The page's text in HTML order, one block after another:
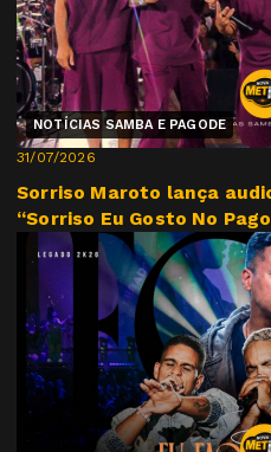
NOTÍCIAS SAMBA E PAGODE
31/07/2026
Sorriso Maroto lança
“Sorriso Eu Gosto No